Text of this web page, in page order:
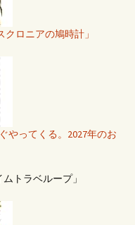
ロニアの鳩時計」
やってくる。2027年のお
トラベループ」